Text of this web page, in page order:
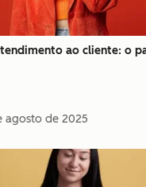
ao cliente: o
agosto de 2025